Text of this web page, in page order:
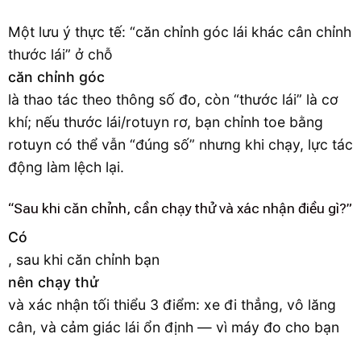
Một lưu ý thực tế: “căn chỉnh góc lái khác cân chỉnh
thước lái” ở chỗ
căn chỉnh góc
là thao tác theo thông số đo, còn “thước lái” là cơ
khí; nếu thước lái/rotuyn rơ, bạn chỉnh toe bằng
rotuyn có thể vẫn “đúng số” nhưng khi chạy, lực tác
động làm lệch lại.
“Sau khi căn chỉnh, cần chạy thử và xác nhận điều gì?”
Có
, sau khi căn chỉnh bạn
nên chạy thử
và xác nhận tối thiểu 3 điểm: xe đi thẳng, vô lăng
cân, và cảm giác lái ổn định — vì máy đo cho bạn